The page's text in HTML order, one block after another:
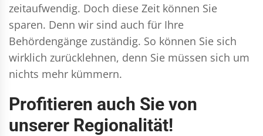
zeitaufwendig. Doch diese Zeit können Sie
sparen. Denn wir sind auch für Ihre
Behördengänge zuständig. So können Sie sich
wirklich zurücklehnen, denn Sie müssen sich um
nichts mehr kümmern.
Profitieren auch Sie von
unserer Regionalität!